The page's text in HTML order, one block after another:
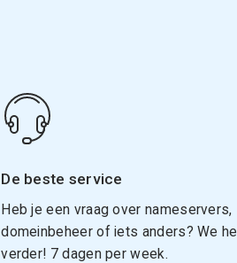
De beste service
Heb je een vraag over nameservers,
domeinbeheer of iets anders? We
verder! 7 dagen per week.